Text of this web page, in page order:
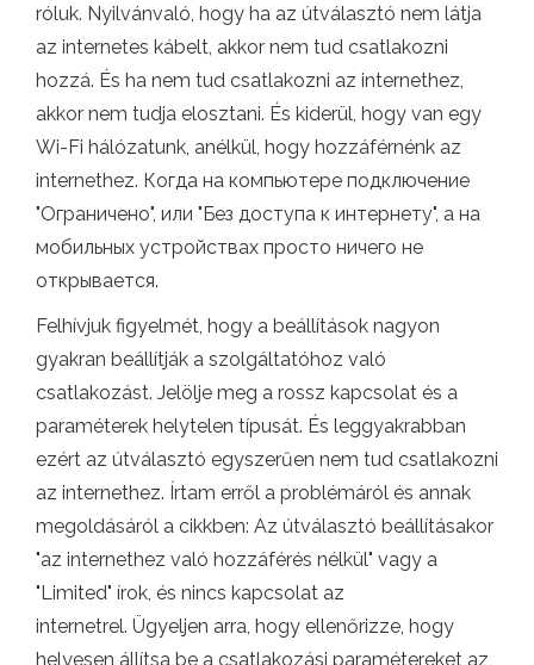
róluk. Nyilvánvaló, hogy ha az útválasztó nem látja
az internetes kábelt, akkor nem tud csatlakozni
hozzá. És ha nem tud csatlakozni az internethez,
akkor nem tudja elosztani. És kiderül, hogy van egy
Wi-Fi hálózatunk, anélkül, hogy hozzáférnénk az
internethez. Когда на компьютере подключение
"Ограничено", или "Без доступа к интернету", а на
мобильных устройствах просто ничего не
открывается.
Felhívjuk figyelmét, hogy a beállítások nagyon
gyakran beállítják a szolgáltatóhoz való
csatlakozást. Jelölje meg a rossz kapcsolat és a
paraméterek helytelen típusát. És leggyakrabban
ezért az útválasztó egyszerűen nem tud csatlakozni
az internethez. Írtam erről a problémáról és annak
megoldásáról a cikkben: Az útválasztó beállításakor
"az internethez való hozzáférés nélkül" vagy a
"Limited" írok, és nincs kapcsolat az
internetrel. Ügyeljen arra, hogy ellenőrizze, hogy
helyesen állítsa be a csatlakozási paramétereket az